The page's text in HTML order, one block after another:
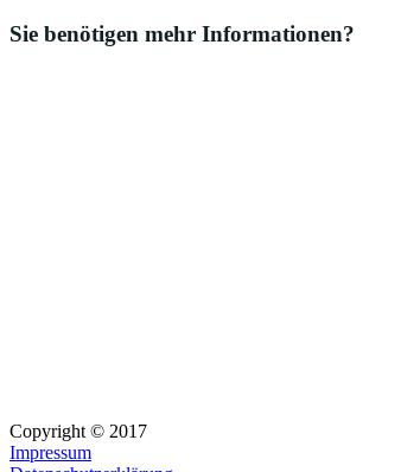
Sie benötigen mehr Informationen?
Copyright © 2017
Impressum